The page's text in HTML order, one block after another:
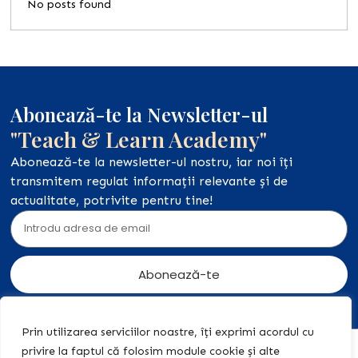
Prin utilizarea serviciilor noastre, îți exprimi acordul cu
privire la faptul că folosim module cookie și alte
No posts found
Abonează-te la Newsletter-ul
"Teach & Learn Academy"
Abonează-te la newsletter-ul nostru, iar noi îți
transmitem regulat informații relevante și de
actualitate, potrivite pentru tine!
Abonează-te